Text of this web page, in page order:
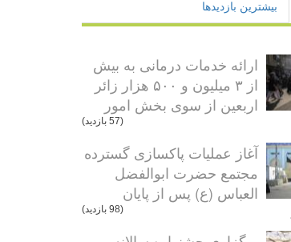
بیشترین بازدیدها
ارائه خدمات درمانی به بیش
از ۳ میلیون و ۵۰۰ هزار زائر
اربعین از سوی بخش امور
(57 بازدید)
آغاز عملیات پاکسازی گسترده
مجتمع حضرت ابوالفضل
العباس (ع) پس از پایان
(98 بازدید)